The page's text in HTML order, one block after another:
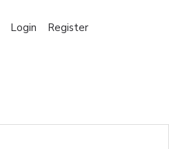
Login Register